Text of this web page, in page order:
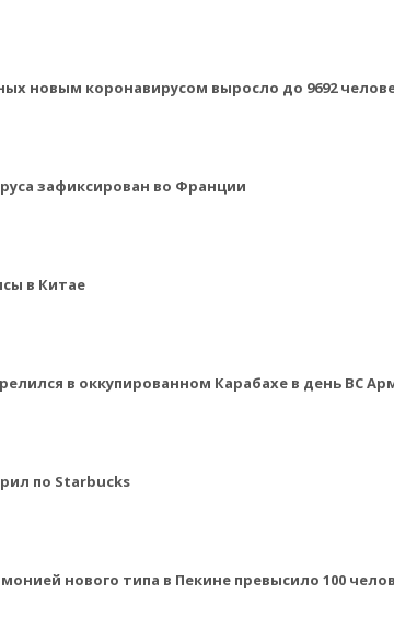
новым коронавирусом выросло до 9692
зафиксирован во Франции
в Китае
в оккупированном Карабахе в день ВС
по Starbucks
нового типа в Пекине превысило 100